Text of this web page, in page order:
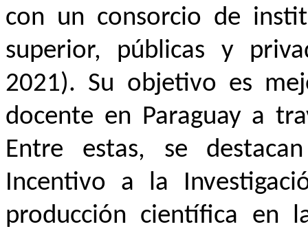
con un consorcio de
superior, públicas y
2021). Su objetivo es
docente en Paraguay a
Entre estas, se
Incentivo a la
producción científica en